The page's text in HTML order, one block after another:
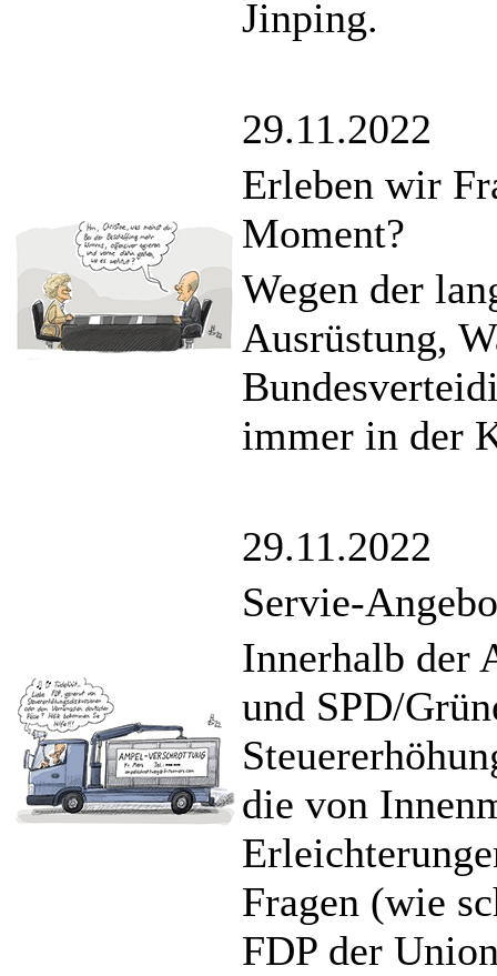
Jinping.
29.11.2022
Erleben wir
Moment?
Wegen der
Ausrüstung,
immer in der
29.11.2022
Servie-
Innerhalb der
und SPD/
die von
Fragen (wie
FDP der